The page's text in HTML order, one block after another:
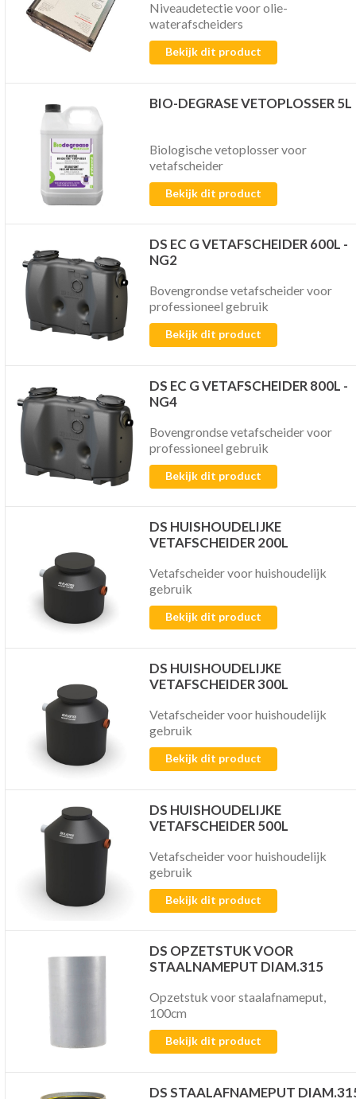
Niveaudetectie voor olie-
waterafscheiders
Bekijk dit product
BIO-DEGRASE VETOPLOSSER 5L
Biologische vetoplosser voor
vetafscheider
Bekijk dit product
DS EC G VETAFSCHEIDER 600L -
NG2
Bovengrondse vetafscheider voor
professioneel gebruik
Bekijk dit product
DS EC G VETAFSCHEIDER 800L -
NG4
Bovengrondse vetafscheider voor
professioneel gebruik
Bekijk dit product
DS HUISHOUDELIJKE
VETAFSCHEIDER 200L
Vetafscheider voor huishoudelijk
gebruik
Bekijk dit product
DS HUISHOUDELIJKE
VETAFSCHEIDER 300L
Vetafscheider voor huishoudelijk
gebruik
Bekijk dit product
DS HUISHOUDELIJKE
VETAFSCHEIDER 500L
Vetafscheider voor huishoudelijk
gebruik
Bekijk dit product
DS OPZETSTUK VOOR
STAALNAMEPUT DIAM.315
Opzetstuk voor staalafnameput,
100cm
Bekijk dit product
DS STAALAFNAMEPUT